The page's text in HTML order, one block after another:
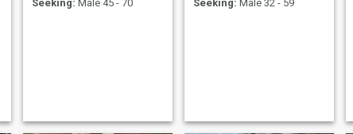
Seeking: Male 45 - 70
Seeking: Male 32 - 59